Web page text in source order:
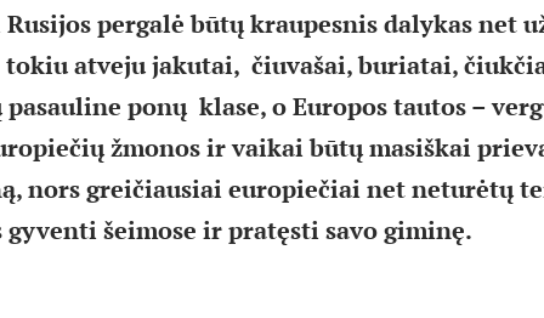
pergalė būtų kraupesnis dalykas net
tokiu atveju jakutai, čiuvašai, buriatai,
ponų klase, o Europos tautos –
žmonos ir vaikai būtų masiškai
nors greičiausiai europiečiai net neturėtų
gyventi šeimose ir pratęsti savo giminę.